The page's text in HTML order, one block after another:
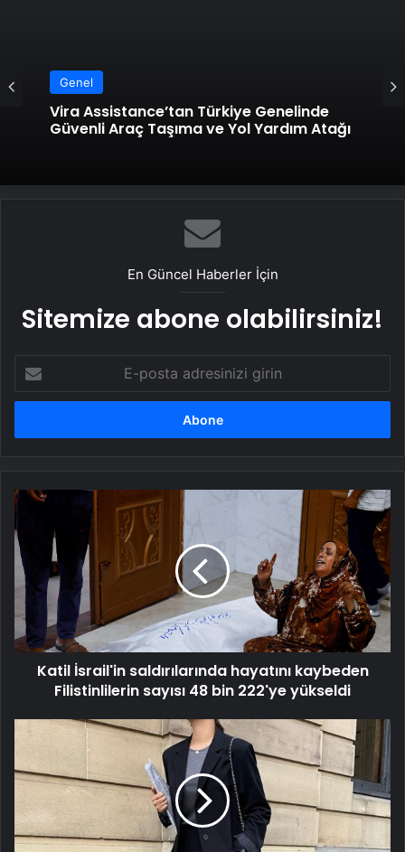
Genel
Vira Assistance’tan Türkiye Genelinde
Güvenli Araç Taşıma ve Yol Yardım Atağı
En Güncel Haberler İçin
Sitemize abone olabilirsiniz!
posta
adresinizi
Katil
İsrail'in
saldırılarında
hayatını
kaybeden
Filistinlilerin
sayısı
48
bin
222'ye
yükseldi
Katil İsrail'in saldırılarında hayatını kaybeden
Filistinlilerin sayısı 48 bin 222'ye yükseldi
etek
rehberi